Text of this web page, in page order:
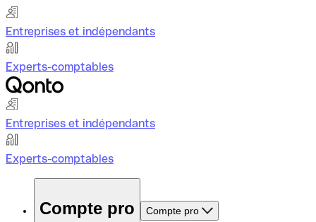
Entreprises et indépendants
Experts-comptables
Entreprises et indépendants
Experts-comptables
Compte pro Compte pro